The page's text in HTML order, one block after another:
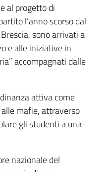
al progetto di
l’anno scorso dal
sono arrivati a
e alle iniziative in
accompagnati dalle
attiva come
mafie, attraverso
gli studenti a una
nazionale del